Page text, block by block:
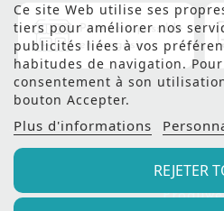
Ce site Web utilise ses
tiers pour améliorer nos
publicités liées à vos
habitudes de navigation.
consentement à son
bouton Accepter.
Plus d'informations
REJETER
© 2022 - Meubles Manil |